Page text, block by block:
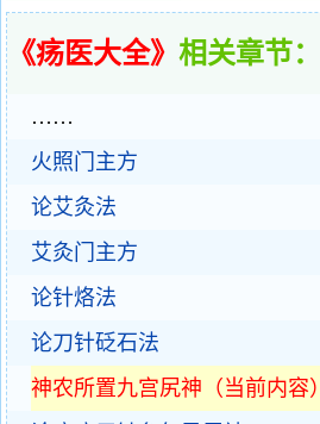
《疡医大全》 相关章节：
……
火照门主方
论艾灸法
艾灸门主方
论针烙法
论刀针砭石法
神农所置九宫尻神（当前内容）